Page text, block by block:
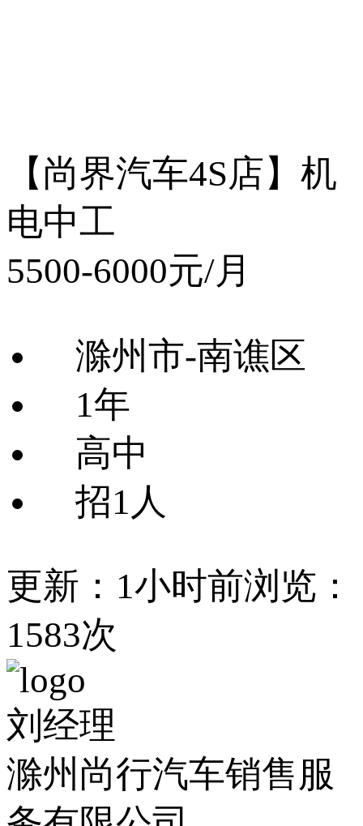
【尚界汽车4S店】机
电中工
5500-6000元/月
滁州市-南谯区
1年
高中
招1人
更新：1小时前浏览：
1583次
刘经理
滁州尚行汽车销售服